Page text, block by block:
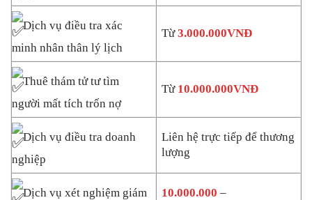
Dịch vụ điều tra xác
minh nhân thân lý lịch
Từ3.000.000VNĐ
Thuê thám tử tư tìm
người mất tích trốn nợ
Từ 10.000.000VNĐ
Dịch vụ điều tra doanh
nghiệp
Liên hệ trực tiếp để thương
lượng
Dịch vụ xét nghiệm giám
10.000.000 –